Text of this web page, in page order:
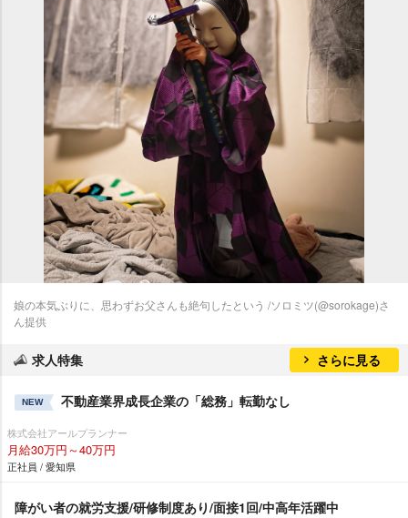
娘の本気ぶりに、思わずお父さんも絶句したという /ソロミツ(@sorokage)さ
ん提供
求人特集 さらに見る
NEW 不動産業界成長企業の「総務」転勤なし
株式会社アールプランナー
月給30万円～40万円
正社員 / 愛知県
障がい者の就労支援/研修制度あり/面接1回/中高年活躍中